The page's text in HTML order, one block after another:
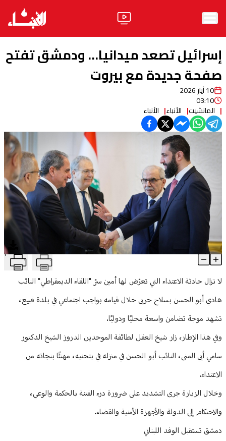
الرئيسية
الأخبار
ثقافة ومجتمع
آراء
فيديو
مواقف
وليد جنبلاط
ابحث
إسرائيل تصعد ميدانيا… ودمشق تفتح
صفحة جديدة مع بيروت
10 أيار 2026
03:10
المانشيت الأنباء الأنباء
إسرائيل تصعد ميدانيا… ودمشق تفتح صفحة جديدة مع بيروت T
Article Content
لا تزال حادثة الاعتداء التي تعرّض لها أمين سرّ "اللقاء الديمقراطي" النائب
هادي أبو الحسن بسلاح حربي خلال قيامه بواجب اجتماعي في بلدة قبيع،
تشهد موجة تضامن واسعة محليًا ودوليًا.
وفي هذا الإطار، زار شيخ العقل لطائفة الموحدين الدروز الشيخ الدكتور
سامي أبي المنى، النائب أبو الحسن في منزله في بتخنيه، مهنئًا بنجاته من
الاعتداء.
وخلال الزيارة جرى التشديد على ضرورة درء الفتنة بالحكمة والوعي،
والاحتكام إلى الدولة والأجهزة الأمنية والقضاء.
دمشق تستقبل الوفد اللبناني